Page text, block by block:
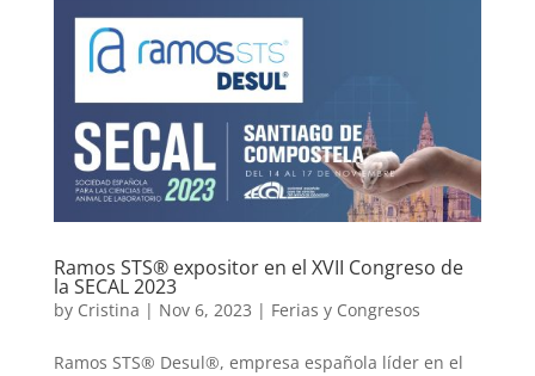
Ramos STS® expositor en el XVII Congreso de
la SECAL 2023
by Cristina | Nov 6, 2023 | Ferias y Congresos
Ramos STS® Desul®, empresa española líder en el